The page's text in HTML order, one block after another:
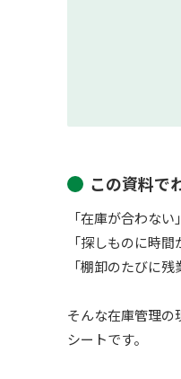
この資料で
「在庫が合わない」
「探しものに時間
「棚卸のたびに残
そんな在庫管理の
シートです。